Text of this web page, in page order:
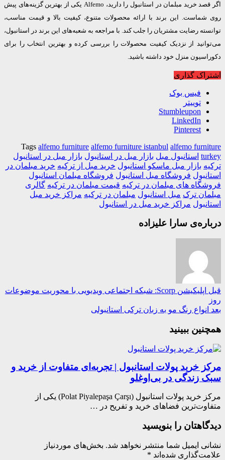
اگر قصد خرید مبلمان در استانبول را دارید، Alfemo یکی از بهترین گزینه‌های پیش
این برند با ارائه محصولات متنوع، کیفیت بالا و قیمت مناسب،
رضایت مشتریان را جلب کند. با مراجعه به شعبه‌های این برند در استانبول،
از نزدیک کیفیت محصولات را بررسی کرده و بهترین انتخاب را برای
منزل خود داشته باشید.
گذاری
فیس بوک
توییتر
Stumbleupon
LinkedIn
Pinterest
Tagsalfemo furniture alfemo furniture istanbul alfemo
استانبول مبل بازار مبل در استانبول بازار مبل در استانبول
بازار مبل ماسکو استانبول خرید مبل از ترکیه خرید مبلمان در
فروشگاه مبل استانبول فروشگاه مبلمان استانبول
های مبلمان در ترکیه قیمت مبلمان در ترکیه گالری
ترک مبل استانبول مبلمان در ترکیه مراکز خرید مبل
مراکز خرید مبل در استانبول
سارا علیزاده
اپلیکیشن Scorp: شبکه اجتماعی ویدیویی با محوریت موضوعات
رنگ مو به زبان ترکی استانبولی
ببینید
خرید پولات استانبول | تجربه‌ای متفاوت از خرید و
زندگی در بی‌اوغلو
مرکز خرید پولات استانبول (Polat Piyalepaşa Çarşı) یکی از
فضاهای خرید و تفریح در …
را بنویسید
ایمیل شما منتشر نخواهد شد. بخش‌های موردنیاز
شده‌اند*